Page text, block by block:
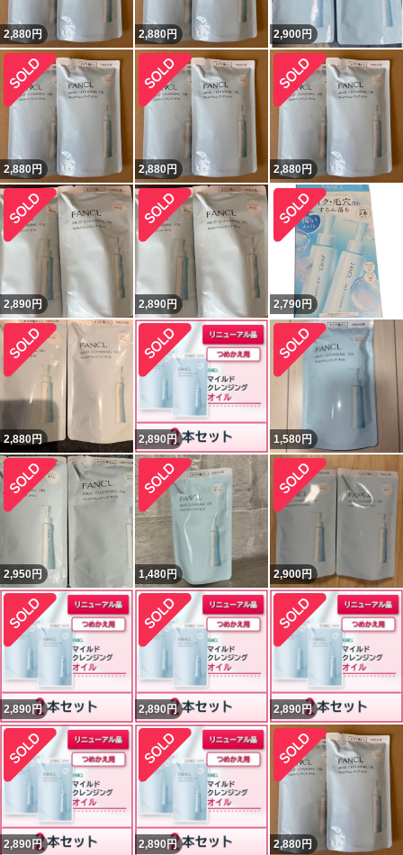
2,880円 2,880円 2,900円
2,880円 2,880円 2,880円
2,890円 2,890円 2,790円
2,880円 2,890 円 1,580円
2,950円 1,480円 2,900円
2,890 円 2,890 円 2,890 円
2,890 円 2,890 円 2,880円